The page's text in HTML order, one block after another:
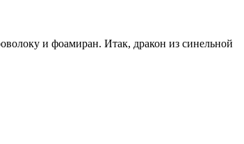
и фоамиран. Итак, дракон из синельной